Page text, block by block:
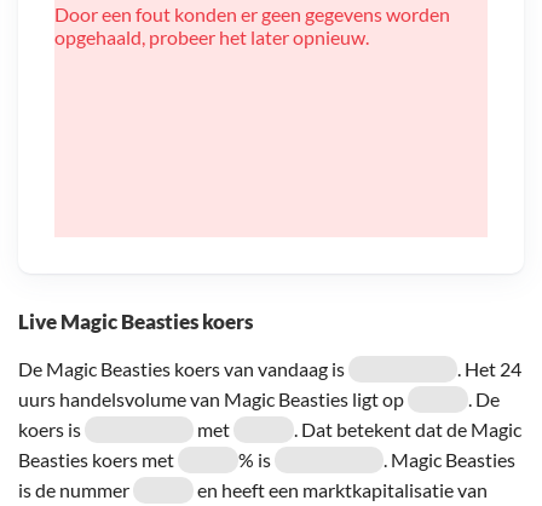
Live Magic Beasties koers
De Magic Beasties koers van vandaag is
. Het 24
uurs handelsvolume van Magic Beasties ligt op
. De
koers is
met
. Dat betekent dat de Magic
Beasties koers met
% is
. Magic Beasties
is de nummer
en heeft een marktkapitalisatie van
Door een fout konden er geen gegevens worden
opgehaald, probeer het later opnieuw.